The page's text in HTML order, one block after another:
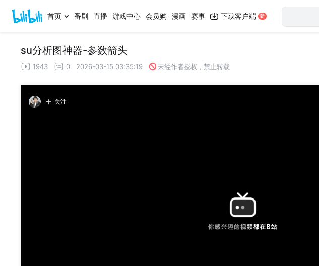
首页 番剧 直播 游戏中心 会员购 漫画 赛事 下载客户端
su分析图神器-参数箭头
1943 0 2026-03-15 03:35:19 未经作者授权，禁止转载
关注